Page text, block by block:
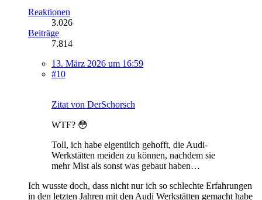
Reaktionen
3.026
Beiträge
7.814
13. März 2026 um 16:59
#10
Zitat von DerSchorsch
WTF? 😳
Toll, ich habe eigentlich gehofft, die Audi-
Werkstätten meiden zu können, nachdem sie
mehr Mist als sonst was gebaut haben…
Ich wusste doch, dass nicht nur ich so schlechte Erfahrungen
in den letzten Jahren mit den Audi Werkstätten gemacht habe